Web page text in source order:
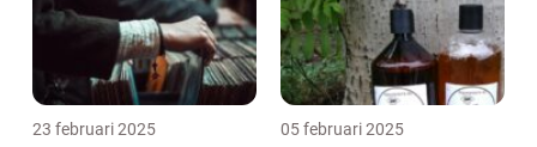
23 februari 2025 05 februari 2025